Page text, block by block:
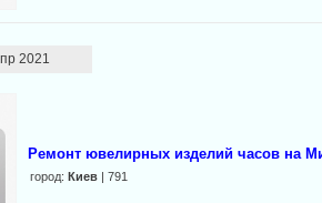
2021
Ремонт ювелирных изделий часов на
город: Киев| 791